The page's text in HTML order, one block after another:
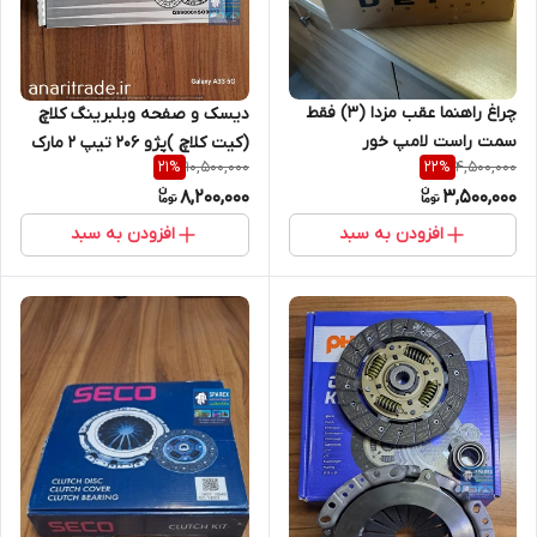
چراغ راهنما عقب مزدا (3) فقط
سمت راست لامپ خور
4,500,000
22%
3,500,000
افزودن به سبد
دیسک و صفحه وبلبرینگ کلاچ
(کیت کلاچ )پژو 206 تیپ 2 مارک
MK
10,500,000
21%
8,200,000
افزودن به سبد